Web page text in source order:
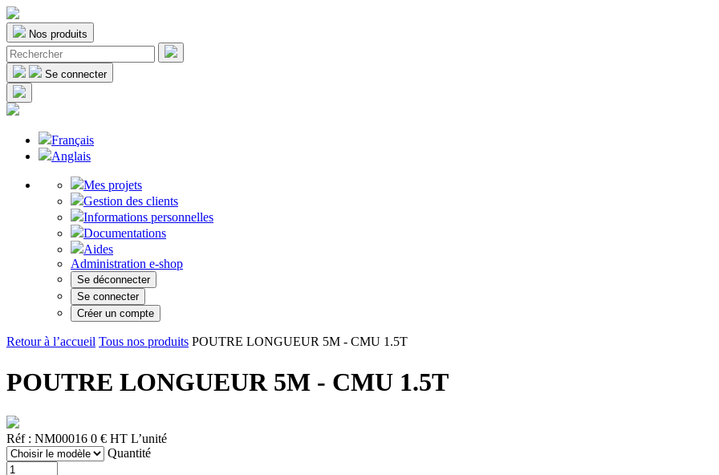
Nos produits
Se connecter
Français
Anglais
Mes projets
Gestion des clients
Informations personnelles
Documentations
Aides
Administration e-shop
Se déconnecter
Se connecter
Créer un compte
Retour à l’accueil Tous nos produits POUTRE LONGUEUR 5M - CMU 1.5T
POUTRE LONGUEUR 5M - CMU 1.5T
Réf : NM00016 0 € HT L’unité
Quantité